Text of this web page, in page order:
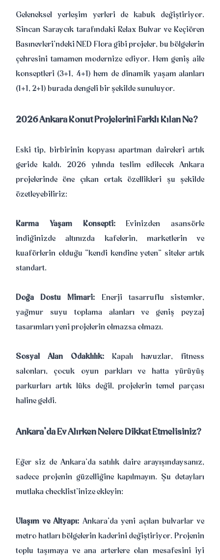
Geleneksel yerleşim yerleri de kabuk değiştiriyor.
Sincan Saraycık tarafındaki Relax Bulvar ve Keçiören
Basınevleri'ndeki NED Flora gibi projeler, bu bölgelerin
çehresini tamamen modernize ediyor. Hem geniş aile
konseptleri (3+1, 4+1) hem de dinamik yaşam alanları
(1+1, 2+1) burada dengeli bir şekilde sunuluyor.
2026 Ankara Konut Projelerini Farklı Kılan Ne?
Eski tip, birbirinin kopyası apartman daireleri artık
geride kaldı. 2026 yılında teslim edilecek Ankara
projelerinde öne çıkan ortak özellikleri şu şekilde
özetleyebiliriz:
Karma Yaşam Konsepti:Evinizden asansörle
indiğinizde altınızda kafelerin, marketlerin ve
kuaförlerin olduğu "kendi kendine yeten" siteler artık
standart.
Doğa Dostu Mimari: Enerji tasarruflu sistemler,
yağmur suyu toplama alanları ve geniş peyzaj
tasarımları yeni projelerin olmazsa olmazı.
Sosyal Alan Odaklılık: Kapalı havuzlar, fitness
salonları, çocuk oyun parkları ve hatta yürüyüş
parkurları artık lüks değil, projelerin temel parçası
haline geldi.
Ankara’da Ev Alırken Nelere Dikkat Etmelisiniz?
Eğer siz de Ankara’da satılık daire arayışındaysanız,
sadece projenin güzelliğine kapılmayın. Şu detayları
mutlaka checklist’inize ekleyin:
Ulaşım ve Altyapı: Ankara’da yeni açılan bulvarlar ve
metro hatları bölgelerin kaderini değiştiriyor. Projenin
toplu taşımaya ve ana arterlere olan mesafesini iyi